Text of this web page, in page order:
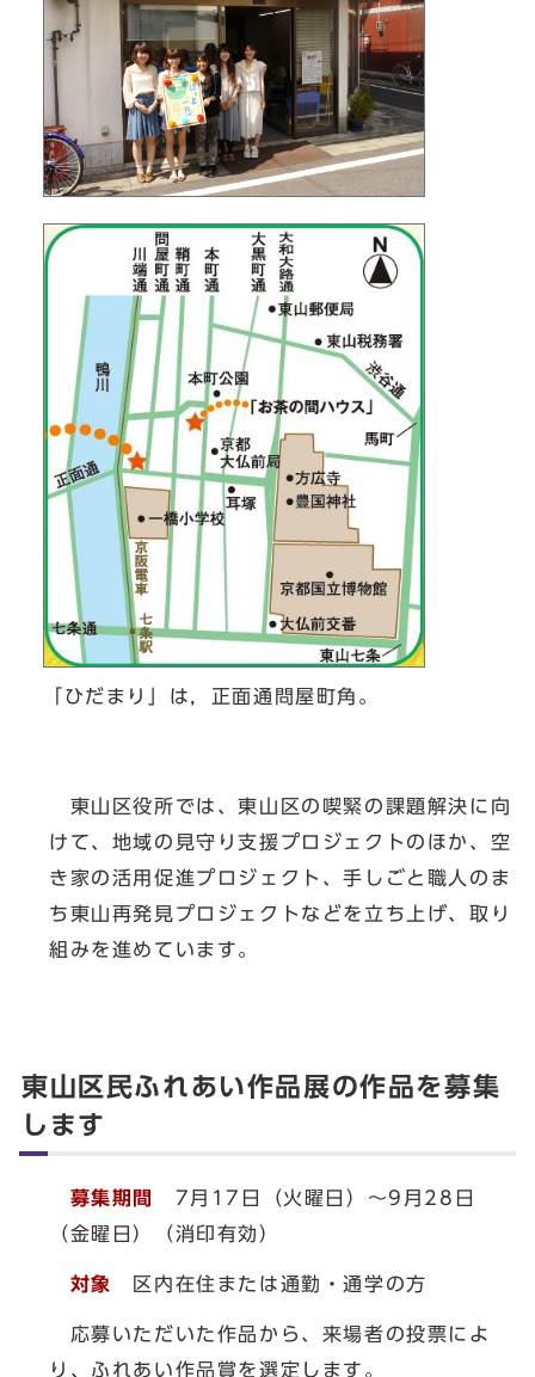
「ひだまり」は，正面通問屋町角。
東山区役所では、東山区の喫緊の課題解決に向
けて、地域の見守り支援プロジェクトのほか、空
き家の活用促進プロジェクト、手しごと職人のま
ち東山再発見プロジェクトなどを立ち上げ、取り
組みを進めています。
東山区民ふれあい作品展の作品を募集
します
募集期間
7月17日（火曜日）～9月28日
（金曜日）（消印有効）
対象 区内在住または通勤・通学の方
応募いただいた作品から、来場者の投票によ
り、ふれあい作品賞を選定します。